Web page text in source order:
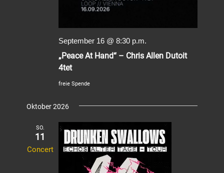
„Peace At Hand“ – Chris Allen Dutoit
4tet
September 16 @ 8:30 p.m.
freie Spende
Oktober 2026
SO.
11
Concert